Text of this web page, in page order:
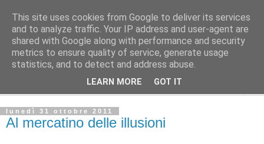
L'Avvenire dei lavoratori
SPIGOLATURE
lunedì 31 ottobre 2011
Al mercatino delle illusioni
This site uses cookies from Google to deliver its services
and to analyze traffic. Your IP address and user-agent are
shared with Google along with performance and security
metrics to ensure quality of service, generate usage
statistics, and to detect and address abuse.
LEARN MORE GOT IT